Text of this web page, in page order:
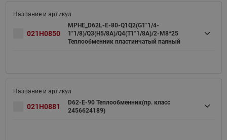
021H0850
MPHE_D62L-E-80-Q1Q2(G1"1/4-
1"1/8)/Q3(H5/8A)/Q4(T1"1/8A)/2-M8*25
Теплообменник пластинчатый паяный
021H0881
D62-E-90 Теплообменник(пр. класс
2456624189)